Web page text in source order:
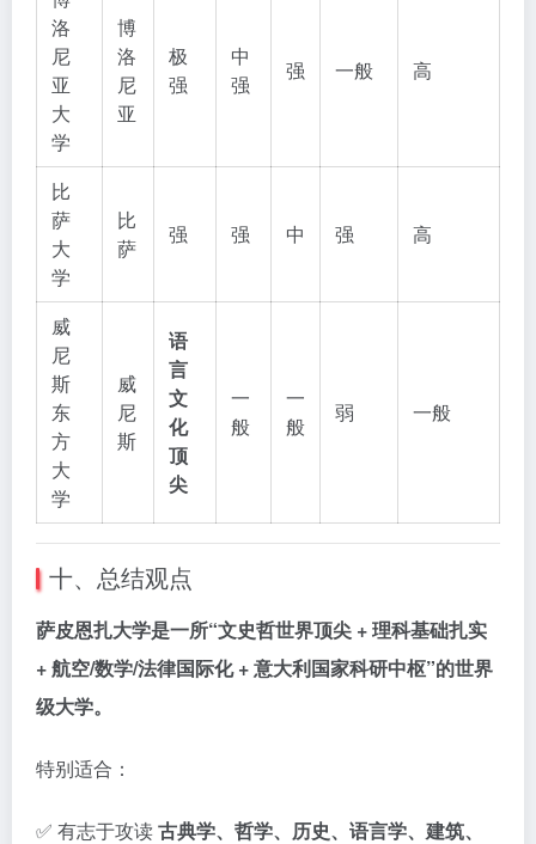
洛
尼
亚
大
学
博
洛
尼
亚
极
强
中
强
强 一般 高
比
萨
大
学
比
萨
强 强 中 强 高
威
尼
斯
东
方
大
学
威
尼
斯
语
言
文
化
顶
尖
一
般
一
般
弱 一般
十、总结观点
萨皮恩扎大学是一所“文史哲世界顶尖 + 理科基础扎实
+ 航空/数学/法律国际化 + 意大利国家科研中枢”的世界
级大学。
特别适合：
✅ 有志于攻读古典学、哲学、历史、语言学、建筑、